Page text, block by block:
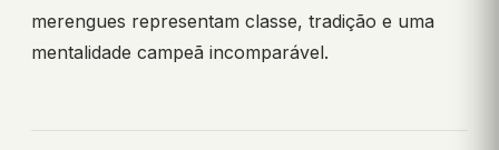
merengues representam classe, tradição e uma
mentalidade campeã incomparável.